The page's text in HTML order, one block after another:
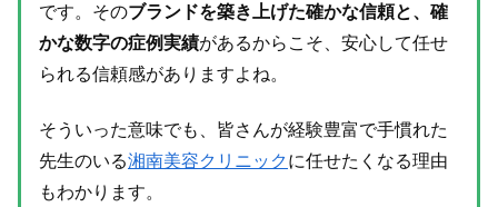
です。そのブランドを築き上げた確かな信頼と、確
かな数字の症例実績があるからこそ、安心して任せ
られる信頼感がありますよね。
そういった意味でも、皆さんが経験豊富で手慣れた
先生のいる湘南美容クリニックに任せたくなる理由
もわかります。